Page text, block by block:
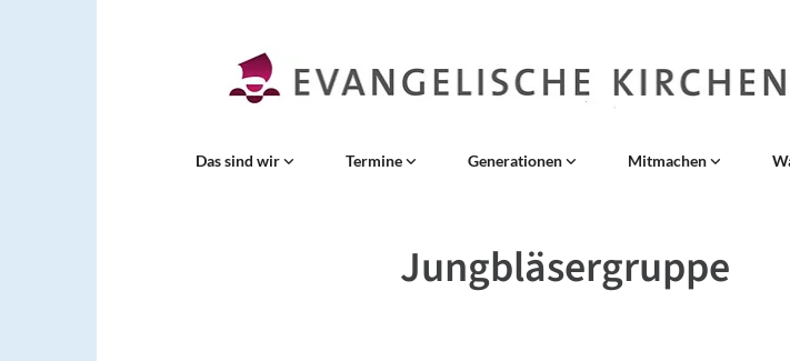
Das sind wir Termine Generationen Mitmachen
Jungbläsergruppe